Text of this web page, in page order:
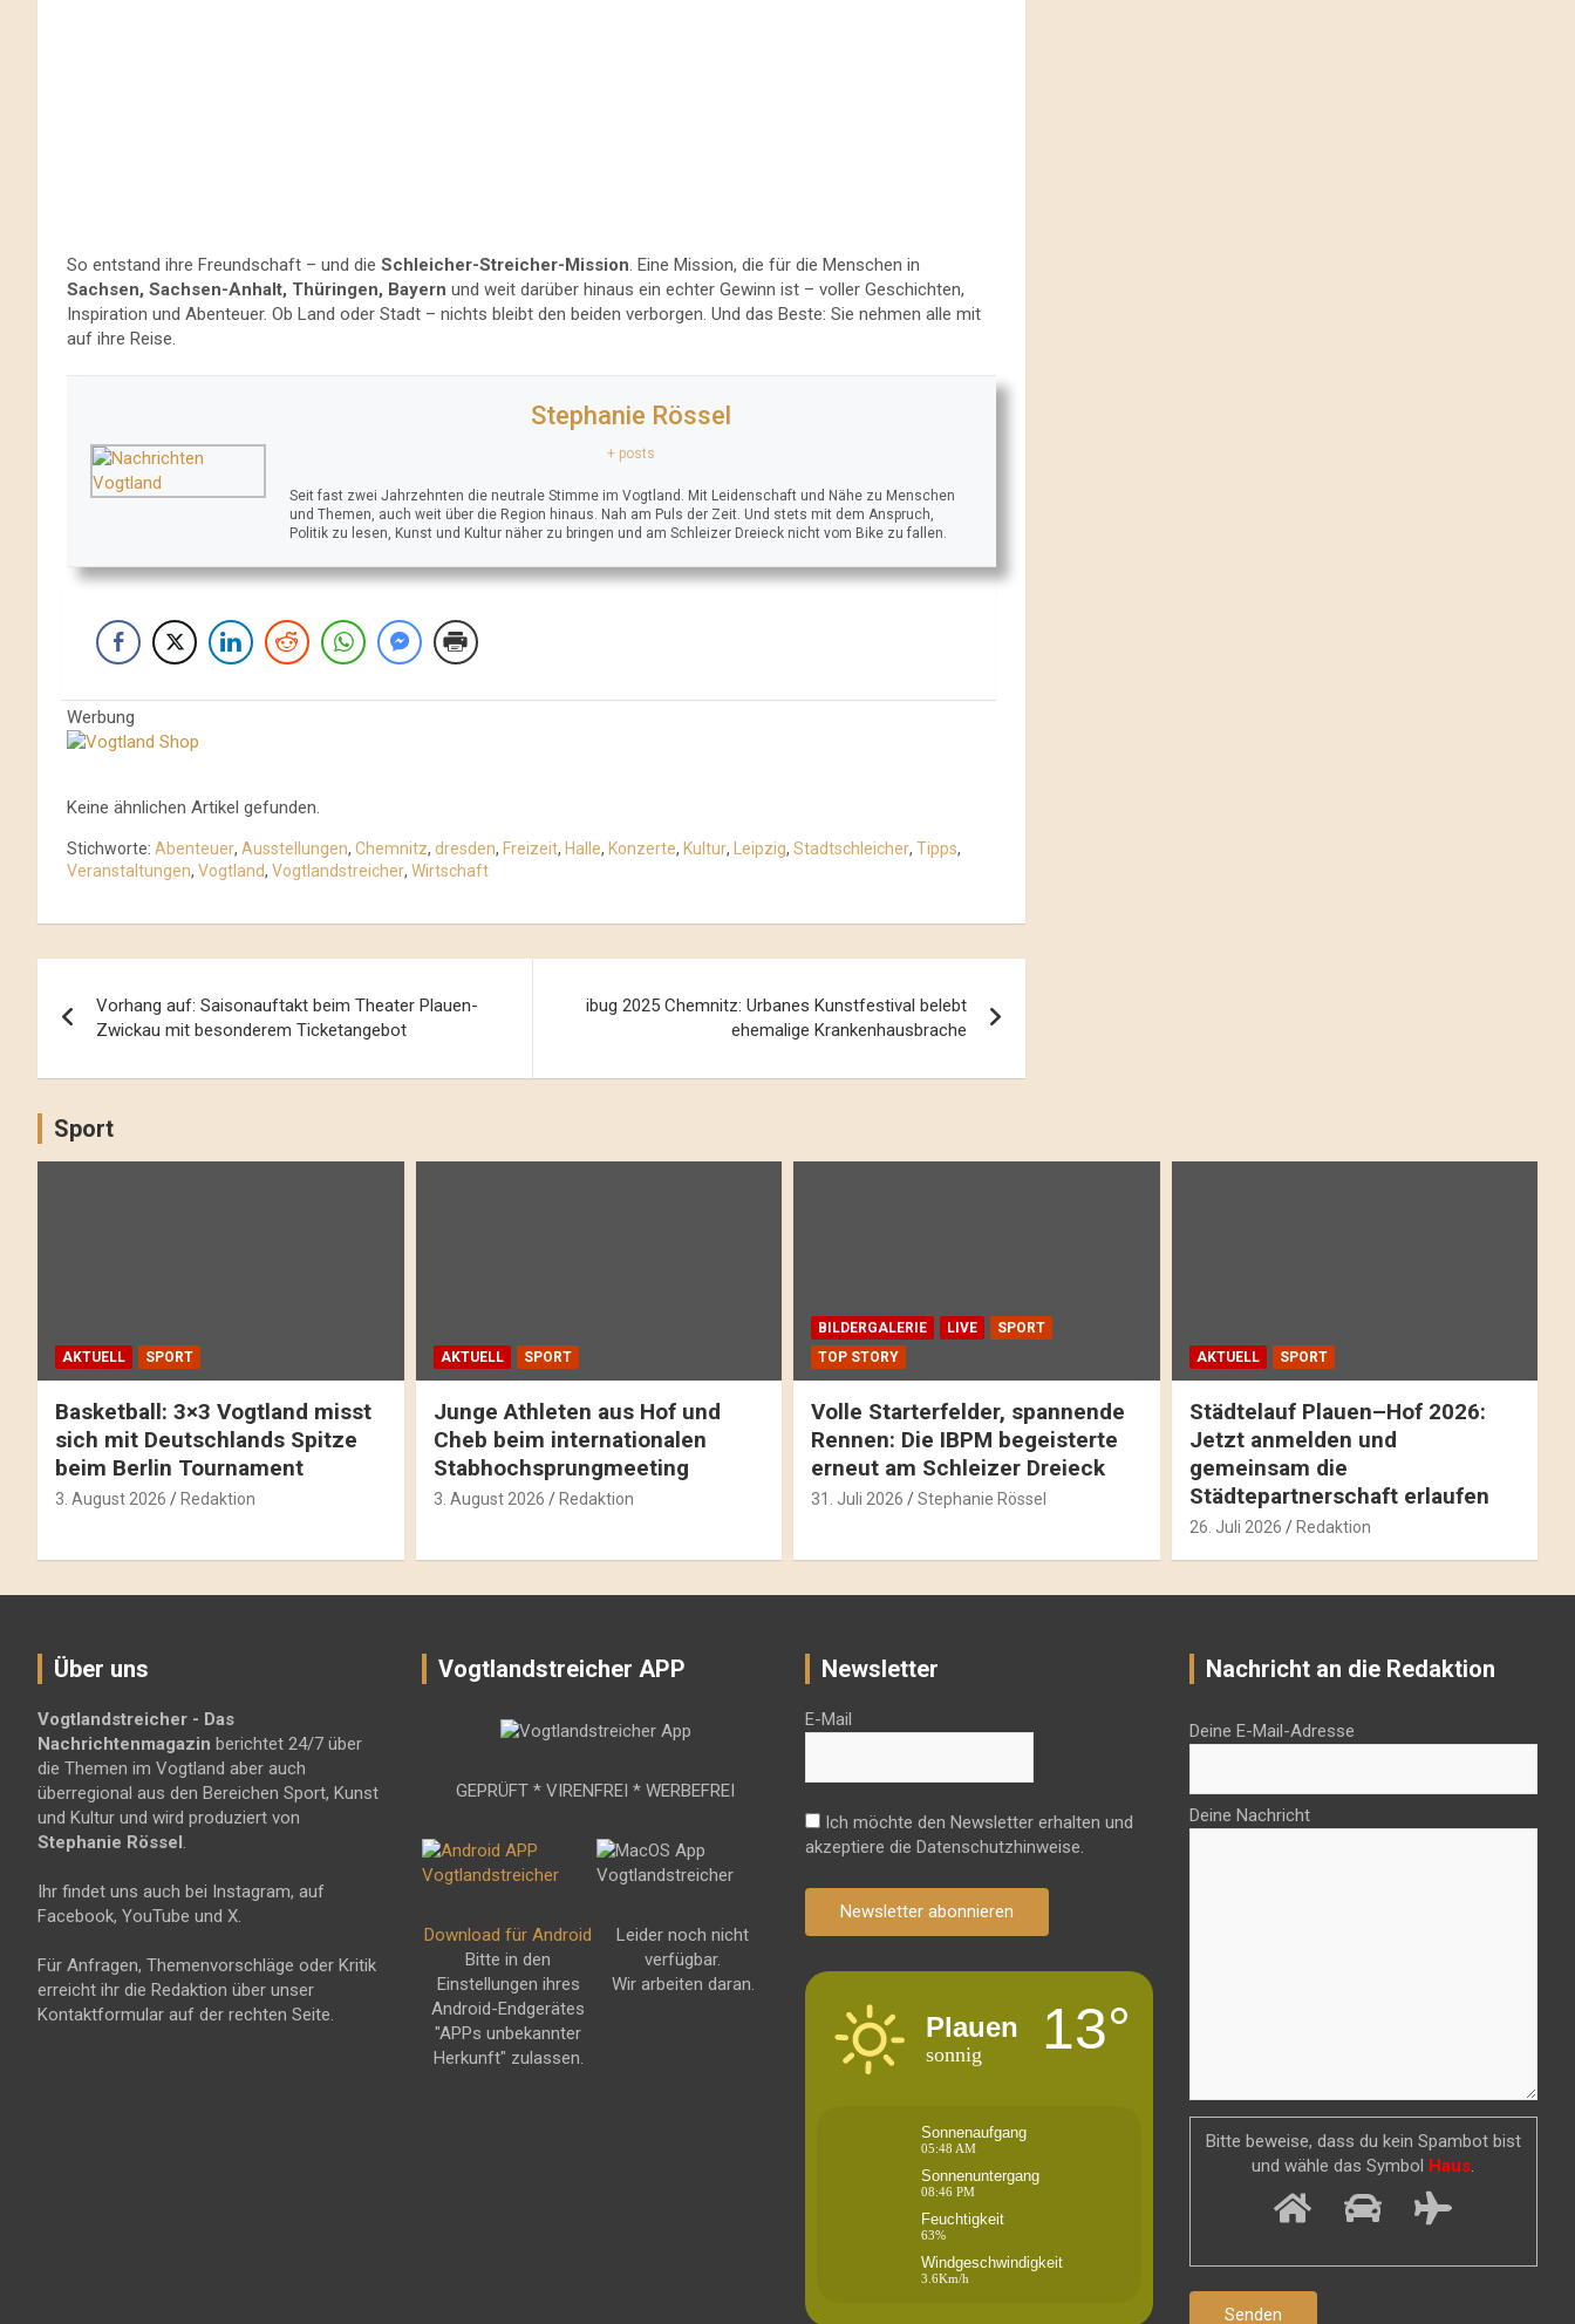
So entstand ihre Freundschaft – und die Schleicher-Streicher-Mission . Eine Mission, die für die Menschen in
Sachsen, Sachsen-Anhalt, Thüringen, Bayern und weit darüber hinaus ein echter Gewinn ist – voller Geschichten,
Inspiration und Abenteuer. Ob Land oder Stadt – nichts bleibt den beiden verborgen. Und das Beste: Sie nehmen alle mit
auf ihre Reise.
Stephanie Rössel
+ posts
Seit fast zwei Jahrzehnten die neutrale Stimme im Vogtland. Mit Leidenschaft und Nähe zu Menschen
und Themen, auch weit über die Region hinaus. Nah am Puls der Zeit. Und stets mit dem Anspruch,
Politik zu lesen, Kunst und Kultur näher zu bringen und am Schleizer Dreieck nicht vom Bike zu fallen.
Werbung
Keine ähnlichen Artikel gefunden.
Stichworte: Abenteuer, Ausstellungen, Chemnitz, dresden, Freizeit, Halle, Konzerte, Kultur, Leipzig, Stadtschleicher, Tipps,
Veranstaltungen, Vogtland, Vogtlandstreicher, Wirtschaft
Navigation
Vorhang auf: Saisonauftakt beim Theater Plauen-
Zwickau mit besonderem Ticketangebot
ibug 2025 Chemnitz: Urbanes Kunstfestival belebt
ehemalige Krankenhausbrache
Sport
AKTUELL SPORT
Basketball: 3×3 Vogtland misst
sich mit Deutschlands Spitze
beim Berlin Tournament
3. August 2026 Redaktion
AKTUELL SPORT
Junge Athleten aus Hof und
Cheb beim internationalen
Stabhochsprungmeeting
3. August 2026 Redaktion
BILDERGALERIE LIVE
SPORT
TOP STORY
Volle Starterfelder, spannende
Rennen: Die IBPM begeisterte
erneut am Schleizer Dreieck
31. Juli 2026 Stephanie Rössel
AKTUELL SPORT
Städtelauf Plauen–Hof 2026:
Jetzt anmelden und
gemeinsam die
Städtepartnerschaft erlaufen
26. Juli 2026 Redaktion
Über uns
Vogtlandstreicher - Das
Nachrichtenmagazin berichtet 24/7 über
die Themen im Vogtland aber auch
überregional aus den Bereichen Sport, Kunst
und Kultur und wird produziert von
Stephanie Rössel.
Ihr findet uns auch bei Instagram, auf
Facebook, YouTube und X.
Für Anfragen, Themenvorschläge oder Kritik
erreicht ihr die Redaktion über unser
Kontaktformular auf der rechten Seite.
Vogtlandstreicher APP
GEPRÜFT * VIRENFREI * WERBEFREI
Download für Android
Bitte in den
Einstellungen ihres
Android-Endgerätes
"APPs unbekannter
Herkunft" zulassen.
Leider noch nicht
verfügbar.
Wir arbeiten daran.
Newsletter
E-Mail
Ich möchte den Newsletter erhalten und
akzeptiere die Datenschutzhinweise.
Newsletter abonnieren
Plauen
sonnig 13°
Sonnenaufgang
05:48 AM
Sonnenuntergang
08:46 PM
Feuchtigkeit
63%
Windgeschwindigkeit
3.6Km/h
Nachricht an die Redaktion
Deine E-Mail-Adresse
Deine Nachricht
Bitte beweise, dass du kein Spambot bist
und wähle das Symbol Haus.